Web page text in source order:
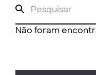
Não foram